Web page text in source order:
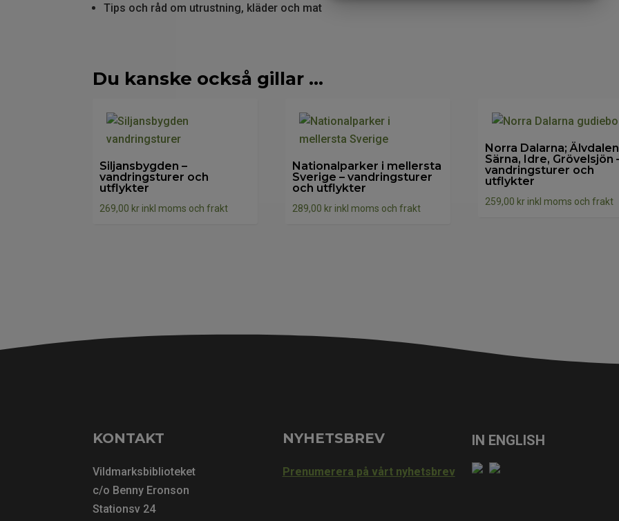
Tips och råd om utrustning, kläder och mat
Du kanske också gillar …
Siljansbygden –
vandringsturer och
utflykter
269,00 kr inkl moms och frakt
Nationalparker i mellersta
Sverige – vandringsturer
och utflykter
289,00 kr inkl moms och frakt
Norra Dalarna;
Särna, Idre, Grövelsjön
vandringsturer och
utflykter
259,00 kr inkl moms och frakt
KONTAKT
Vildmarksbiblioteket
c/o Benny Eronson
Stationsv 24
NYHETSBREV
Prenumerera på vårt nyhetsbrev